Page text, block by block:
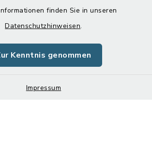
finden Sie in unseren
Datenschutzhinweisen.
Kenntnis genommen
Impressum
Barrierefreiheit
Impressum
Sitemap